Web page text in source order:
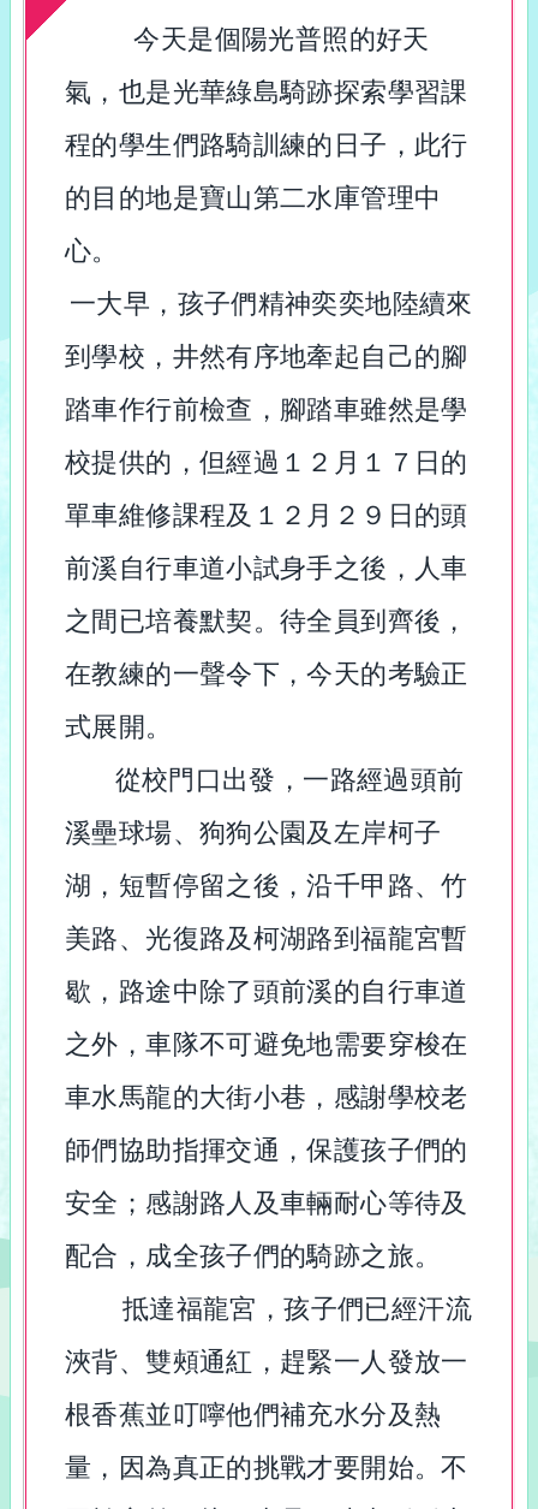
今天是個陽光普照的好天
氣，也是光華綠島騎跡探索學習課
程的學生們路騎訓練的日子，此行
的目的地是寶山第二水庫管理中
心。
一大早，孩子們精神奕奕地陸續來
到學校，井然有序地牽起自己的腳
踏車作行前檢查，腳踏車雖然是學
校提供的，但經過１２月１７日的
單車維修課程及１２月２９日的頭
前溪自行車道小試身手之後，人車
之間已培養默契。待全員到齊後，
在教練的一聲令下，今天的考驗正
式展開。
從校門口出發，一路經過頭前
溪壘球場、狗狗公園及左岸柯子
湖，短暫停留之後，沿千甲路、竹
美路、光復路及柯湖路到福龍宮暫
歇，路途中除了頭前溪的自行車道
之外，車隊不可避免地需要穿梭在
車水馬龍的大街小巷，感謝學校老
師們協助指揮交通，保護孩子們的
安全；感謝路人及車輛耐心等待及
配合，成全孩子們的騎跡之旅。
抵達福龍宮，孩子們已經汗流
浹背、雙頰通紅，趕緊一人發放一
根香蕉並叮嚀他們補充水分及熱
量，因為真正的挑戰才要開始。不